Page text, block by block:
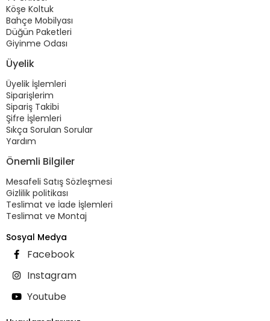
Köşe Koltuk
Bahçe Mobilyası
Düğün Paketleri
Giyinme Odası
Üyelik
Üyelik İşlemleri
Siparişlerim
Sipariş Takibi
Şifre İşlemleri
Sıkça Sorulan Sorular
Yardım
Önemli Bilgiler
Mesafeli Satış Sözleşmesi
Gizlilik politikası
Teslimat ve İade İşlemleri
Teslimat ve Montaj
Sosyal Medya
Facebook
Instagram
Youtube